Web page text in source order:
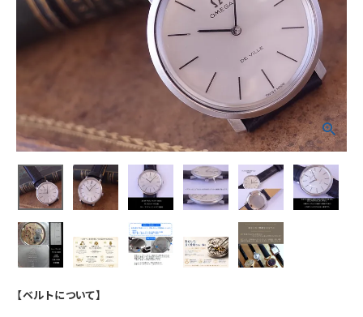
【ベルトについて】